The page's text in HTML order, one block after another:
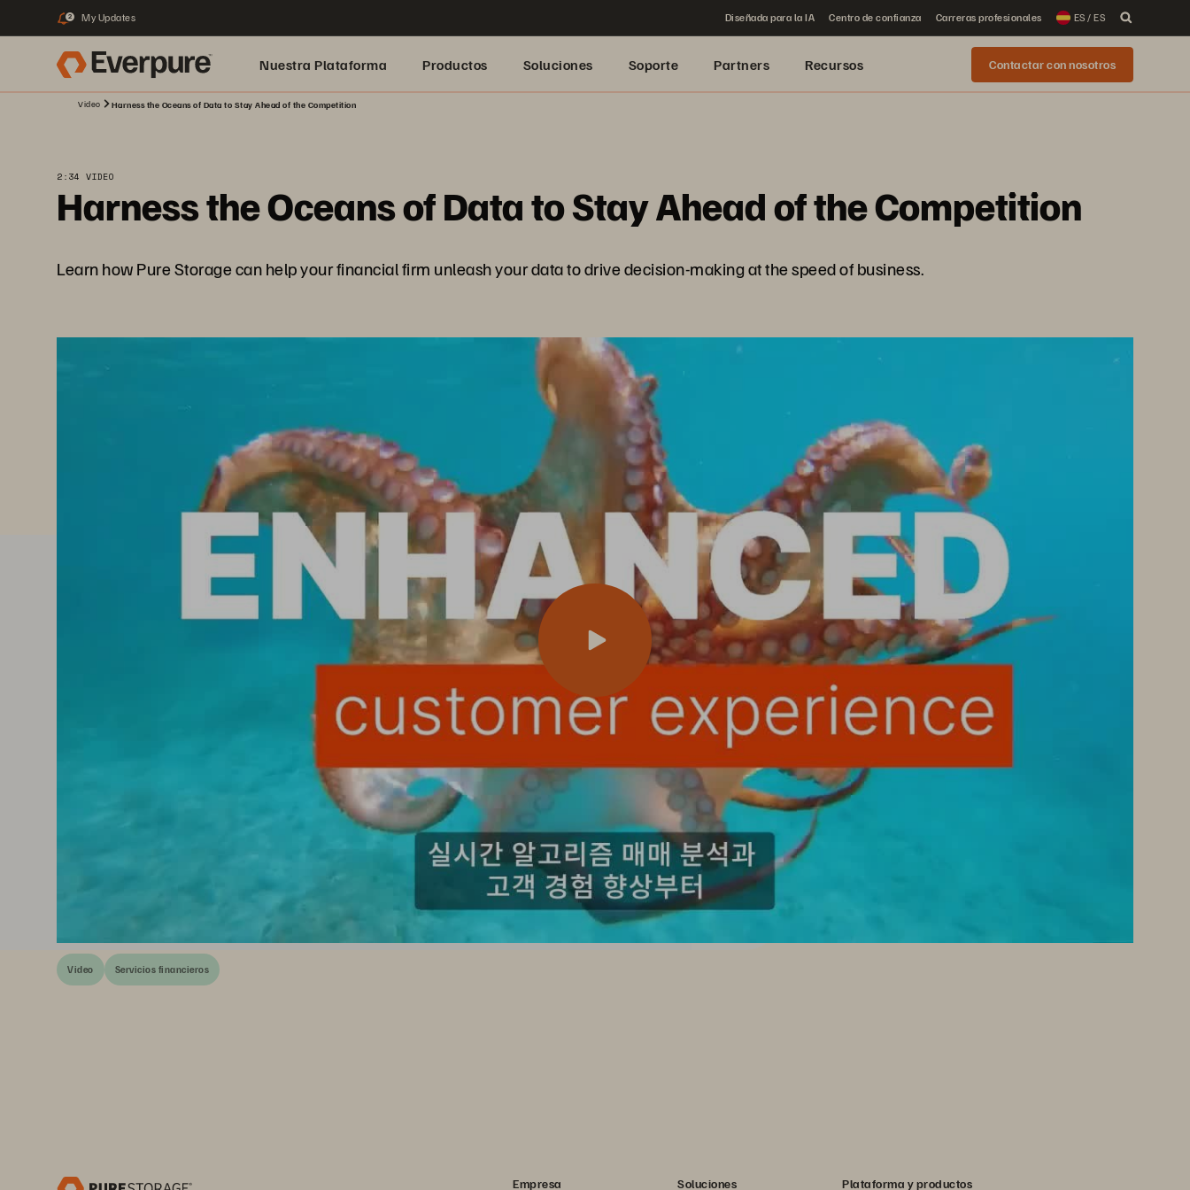
2 My Updates Diseñada para la IA Centro de confianza Carreras profesionales ES / ES
Nuestra Plataforma Productos Soluciones Soporte Partners Recursos Contactar con nosotros
Video Harness the Oceans of Data to Stay Ahead of the Competition
2:34 VIDEO
Harness the Oceans of Data to Stay Ahead of the Competition
Learn how Pure Storage can help your financial firm unleash your data to drive decision-making at the speed of business.
Video Servicios financieros
Empresa Soluciones Plataforma y productos